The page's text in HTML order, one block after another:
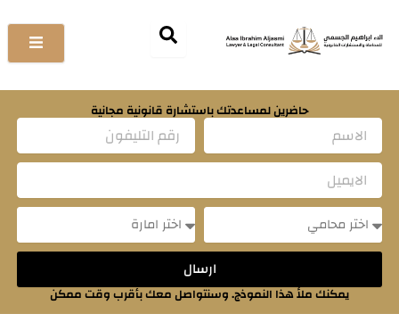
إلى
المحتوى
حاضرين لمساعدتك باستشارة قانونية مجانية
ارسال
يمكنك ملأ هذا النموذج. وسنتواصل معك بأقرب وقت ممكن